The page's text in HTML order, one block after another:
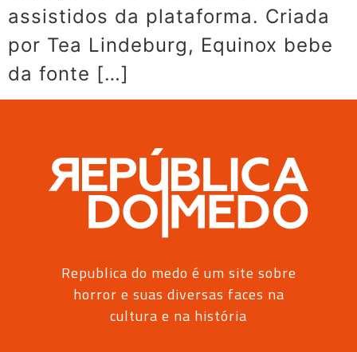
assistidos da plataforma. Criada
por Tea Lindeburg, Equinox bebe
da fonte […]
Republica do medo é um site sobre
horror e suas diversas faces na
cultura e na história